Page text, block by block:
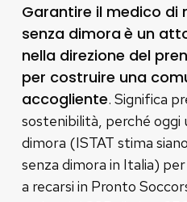
Garantire il medico di
senza dimoraè un
nella direzione del
per costruire una
accogliente. Significa
sostenibilità, perché oggi
dimora (ISTAT stima
senza dimora in Italia)
a recarsi in Pronto